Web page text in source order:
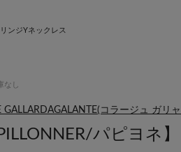
ンジYネックレス
なし
GALLARDAGALANTE(コラージュ ガリ
パピヨネ